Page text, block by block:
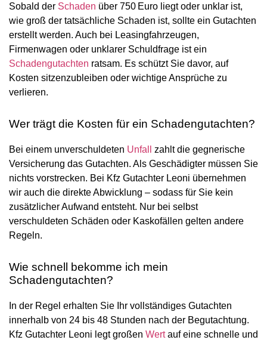
Sobald der Schaden über 750 Euro liegt oder unklar ist,
wie groß der tatsächliche Schaden ist, sollte ein Gutachten
erstellt werden. Auch bei Leasingfahrzeugen,
Firmenwagen oder unklarer Schuldfrage ist ein
Schadengutachten ratsam. Es schützt Sie davor, auf
Kosten sitzenzubleiben oder wichtige Ansprüche zu
verlieren.
Wer trägt die Kosten für ein Schadengutachten?
Bei einem unverschuldeten Unfall
zahlt die gegnerische
Versicherung das Gutachten. Als Geschädigter müssen Sie
nichts vorstrecken. Bei Kfz Gutachter Leoni übernehmen
wir auch die direkte Abwicklung – sodass für Sie kein
zusätzlicher Aufwand entsteht. Nur bei selbst
verschuldeten Schäden oder Kaskofällen gelten andere
Regeln.
Wie schnell bekomme ich mein
Schadengutachten?
In der Regel erhalten Sie Ihr vollständiges Gutachten
innerhalb von 24 bis 48 Stunden nach der Begutachtung.
Kfz Gutachter Leoni legt großen Wertauf eine schnelle und